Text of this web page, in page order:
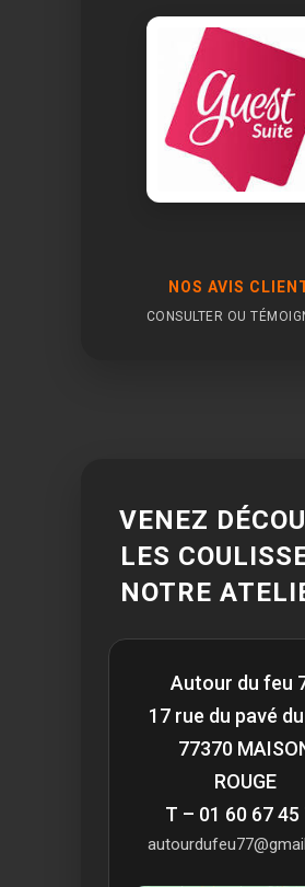
NOS AVIS
CONSULTER OU
VENEZ
LES
NOTRE
Autour du feu
17 rue du pavé
77370
ROUGE
T – 01 60 67 45